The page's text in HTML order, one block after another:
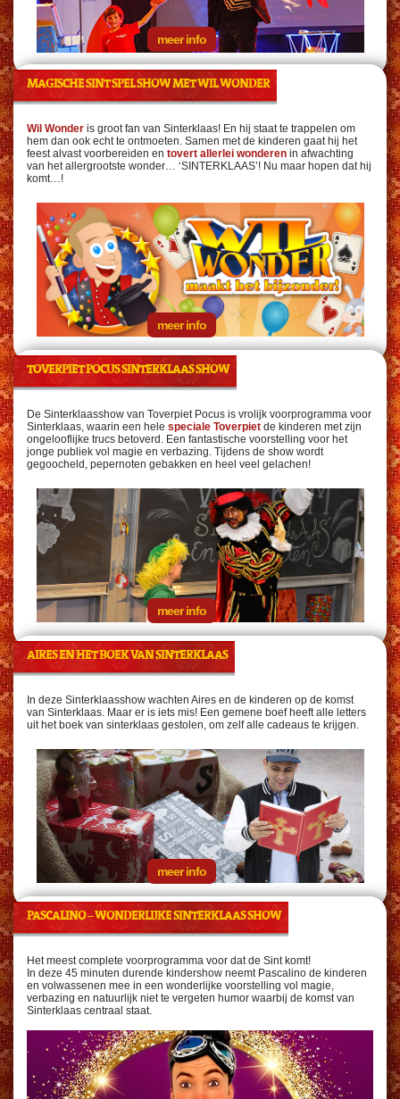
meer info
MAGISCHE SINT SPEL SHOW MET WIL WONDER
Wil Wonder is groot fan van Sinterklaas! En hij staat te trappelen om
hem dan ook echt te ontmoeten. Samen met de kinderen gaat hij het
feest alvast voorbereiden en tovert allerlei wonderen in afwachting
van het allergrootste wonder… ‘SINTERKLAAS’! Nu maar hopen dat hij
komt…!
meer info
TOVERPIET POCUS SINTERKLAAS SHOW
De Sinterklaasshow van Toverpiet Pocus is vrolijk voorprogramma voor
Sinterklaas, waarin een hele speciale Toverpiet de kinderen met zijn
ongelooflijke trucs betoverd. Een fantastische voorstelling voor het
jonge publiek vol magie en verbazing. Tijdens de show wordt
gegoocheld, pepernoten gebakken en heel veel gelachen!
meer info
AIRES EN HET BOEK VAN SINTERKLAAS
In deze Sinterklaasshow wachten Aires en de kinderen op de komst
van Sinterklaas. Maar er is iets mis! Een gemene boef heeft alle letters
uit het boek van sinterklaas gestolen, om zelf alle cadeaus te krijgen.
meer info
PASCALINO– WONDERLIJKE SINTERKLAAS SHOW
Het meest complete voorprogramma voor dat de Sint komt!
In deze 45 minuten durende kindershow neemt Pascalino de kinderen
en volwassenen mee in een wonderlijke voorstelling vol magie,
verbazing en natuurlijk niet te vergeten humor waarbij de komst van
Sinterklaas centraal staat.